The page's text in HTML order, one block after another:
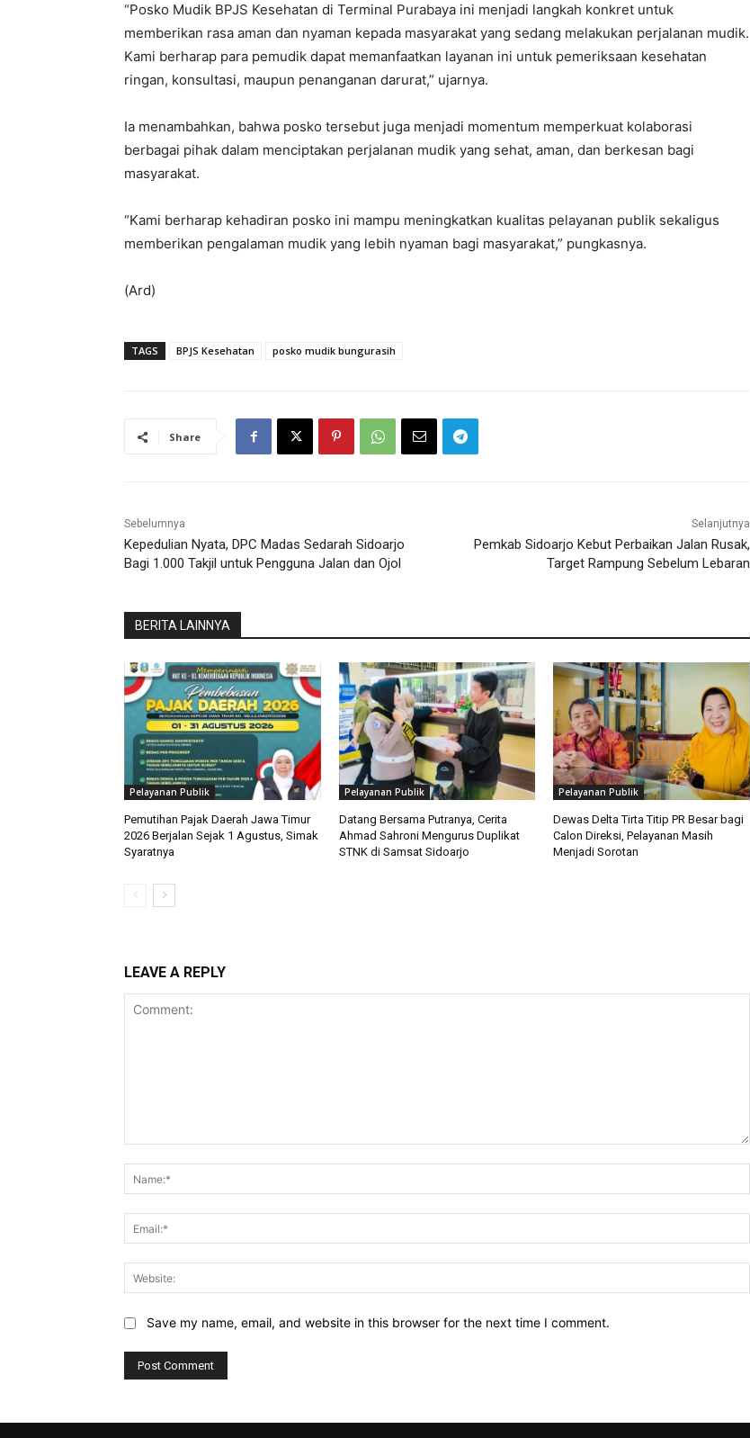
“Posko Mudik BPJS Kesehatan di Terminal Purabaya ini menjadi langkah konkret untuk
memberikan rasa aman dan nyaman kepada masyarakat yang sedang melakukan perjalanan mudik.
Kami berharap para pemudik dapat memanfaatkan layanan ini untuk pemeriksaan kesehatan
ringan, konsultasi, maupun penanganan darurat,” ujarnya.
Ia menambahkan, bahwa posko tersebut juga menjadi momentum memperkuat kolaborasi
berbagai pihak dalam menciptakan perjalanan mudik yang sehat, aman, dan berkesan bagi
masyarakat.
“Kami berharap kehadiran posko ini mampu meningkatkan kualitas pelayanan publik sekaligus
memberikan pengalaman mudik yang lebih nyaman bagi masyarakat,” pungkasnya.
(Ard)
TAGS BPJS Kesehatan posko mudik bungurasih
Share
Sebelumnya
Kepedulian Nyata, DPC Madas Sedarah Sidoarjo
Bagi 1.000 Takjil untuk Pengguna Jalan dan Ojol
Selanjutnya
Pemkab Sidoarjo Kebut Perbaikan Jalan Rusak,
Target Rampung Sebelum Lebaran
BERITA LAINNYA
Pelayanan Publik
Pemutihan Pajak Daerah Jawa Timur
2026 Berjalan Sejak 1 Agustus, Simak
Syaratnya
Pelayanan Publik
Datang Bersama Putranya, Cerita
Ahmad Sahroni Mengurus Duplikat
STNK di Samsat Sidoarjo
Pelayanan Publik
Dewas Delta Tirta Titip PR Besar bagi
Calon Direksi, Pelayanan Masih
Menjadi Sorotan
LEAVE A REPLY
Save my name, email, and website in this browser for the next time I comment.